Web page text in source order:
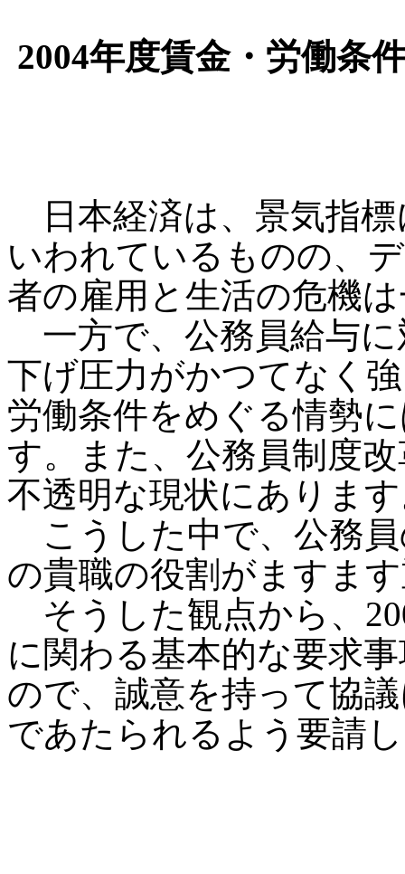
2004年度賃金・労働条
日本経済は、景気指
いわれているものの、
者の雇用と生活の危機
一方で、公務員給与
下げ圧力がかつてなく
労働条件をめぐる情勢
す。また、公務員制度
不透明な現状にありま
こうした中で、公務
の貴職の役割がますま
そうした観点から、
に関わる基本的な要求
ので、誠意を持って協
であたられるよう要請